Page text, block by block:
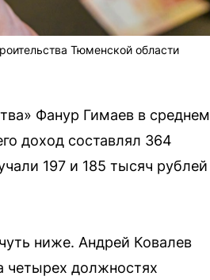
Тюменской области
Фанур Гимаев в среднем
доход составлял 364
197 и 185 тысяч рублей
ниже. Андрей Ковалев
должностях